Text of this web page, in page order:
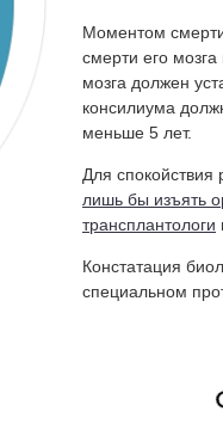
Моментом
смерти его
мозга должен
консилиума
меньше 5 лет.
Для спокойствия
лишь бы изъять
трансплантологи
Констатация
специальном